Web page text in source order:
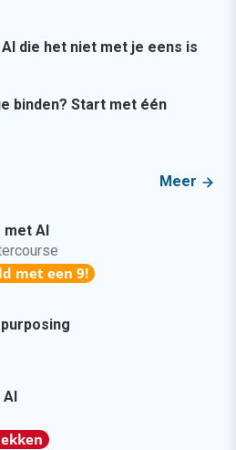
die het niet met je eens is
binden? Start met één
Meer
met AI
met een 9!